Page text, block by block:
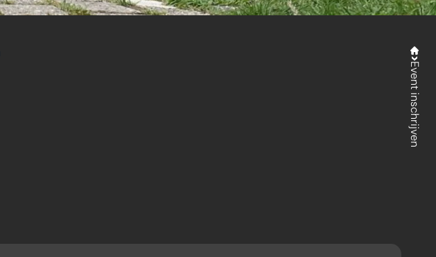
Event inschrijven